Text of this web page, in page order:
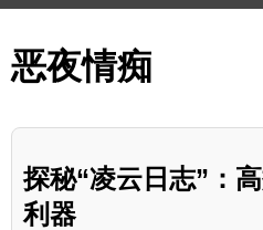
恶夜情痴
探秘“凌云日志”：
利器